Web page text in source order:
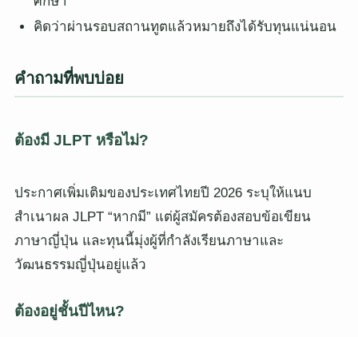
คิดว่าผ่านรอบสถานทูตแล้วหมายถึงได้รับทุนแน่นอน
คำถามที่พบบ่อย
ต้องมี JLPT หรือไม่?
ประกาศเพิ่มเติมของประเทศไทยปี 2026 ระบุให้แนบ
สำเนาผล JLPT “หากมี” แต่ผู้สมัครต้องสอบข้อเขียน
ภาษาญี่ปุ่น และทุนนี้มุ่งผู้ที่กำลังเรียนภาษาและ
วัฒนธรรมญี่ปุ่นอยู่แล้ว
ต้องอยู่ชั้นปีไหน?